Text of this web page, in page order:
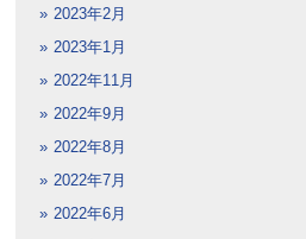
2023年2月
2023年1月
2022年11月
2022年9月
2022年8月
2022年7月
2022年6月